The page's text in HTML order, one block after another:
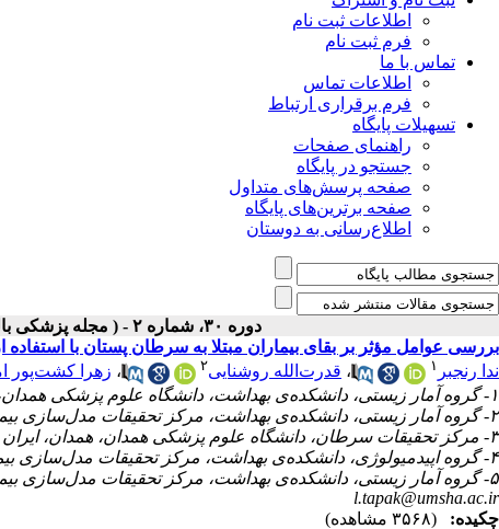
اطلاعات ثبت نام
فرم ثبت نام
تماس با ما
اطلاعات تماس
فرم برقراری ارتباط
تسهیلات پایگاه
راهنمای صفحات
جستجو در پایگاه
صفحه پرسش‌های متداول
صفحه برترین‌های پایگاه
اطلاع‌رسانی به دوستان
دوره ۳۰، شماره ۲ - ( مجله پزشکی بالینی ابن سینا ـ تابستان ۱۴۰۲ )
بررسی عوامل مؤثر بر بقای بیماران مبتلا به سرطان پستان با استفاده
ندا رنجبر ۱ ، قدرت‌الله روشنایی۲ ، زهرا کشت‌پور
۱- گروه آمار زیستی، دانشکده‌ی بهداشت، دانشگاه علوم پزشکی همدان، همدان، ایران
۲- گروه آمار زیستی، دانشکده‌ی بهداشت، مرکز تحقیقات مدل‌سازی بیماری‌های غیرواگیر، دانشگاه علوم پزشکی همدان، همدان، ایران
۳- مرکز تحقیقات سرطان، دانشگاه علوم پزشکی همدان، همدان، ایران
۴- گروه اپیدمیولوژی، دانشکده‌ی بهداشت، مرکز تحقیقات مدل‌سازی بیماری‌های غیرواگیر، دانشگاه علوم پزشکی همدان، همدان، ایران
۵- گروه آمار زیستی، دانشکده‌ی بهداشت، مرکز تحقیقات مدل‌سازی بیماری‌های غیرواگیر، دانشگاه علوم پزشکی همدان، همدان، ایران ،
l.tapak@umsha.ac.ir
چکیده:
(۳۵۶۸ مشاهده)